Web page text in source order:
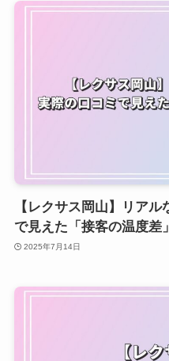
【レクサス岡山】リア
で見えた「接客の温度差
2025年7月14日